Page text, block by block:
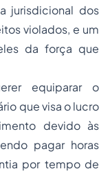
jurisdicional dos
violados, e um
da força que
equiparar o
que visa o lucro
devido às
pagar horas
por tempo de